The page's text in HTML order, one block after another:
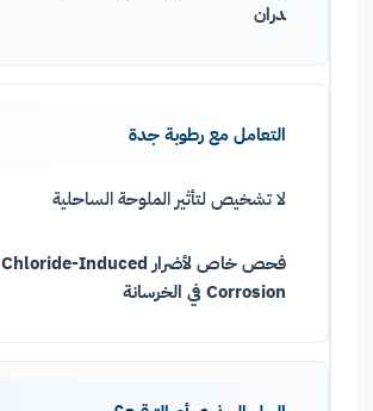
دران
التعامل مع رطوبة جدة
لا تشخيص لتأثير الملوحة الساحلية
فحص خاص لأضرار Chloride-Induced
Corrosion في الخرسانة